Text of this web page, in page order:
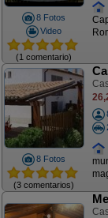
8 Fotos
Video
(1 comentario)
8 Fotos
(3 comentarios)